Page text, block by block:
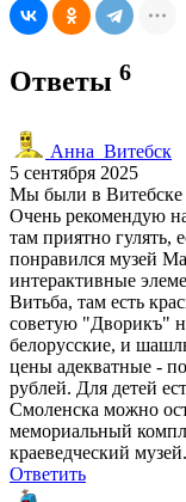
Ответы 6
Анна_Витебск
5 сентября 2025
Мы были в Витебске
Очень рекомендую
там приятно гулять,
понравился музей
интерактивные
Витьба, там есть
советую "Дворикъ"
белорусские, и
цены адекватные -
рублей. Для детей
Смоленска можно
мемориальный
краеведческий музей.
Ответить